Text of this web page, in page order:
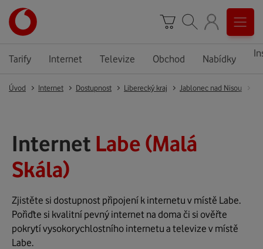
Tarify Internet Televize Obchod Nabídky
Úvod Internet Dostupnost Liberecký kraj Jablonec nad Nisou
Internet Labe (Malá
Skála)
Zjistěte si dostupnost připojení k internetu v místě Labe.
Pořiďte si kvalitní pevný internet na doma či si ověřte
pokrytí vysokorychlostního internetu a televize v místě
Labe.